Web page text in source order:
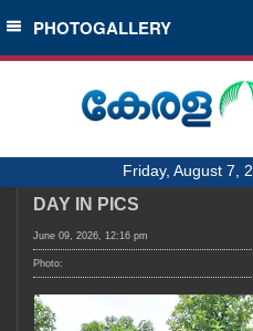
SECTIONS
HOME
NOTIFIED NEWS
KERALA
LOCAL
PHOTOGALLERY
Friday, August 7,
DAY IN PICS
June 09, 2026, 12:16 pm
Photo: